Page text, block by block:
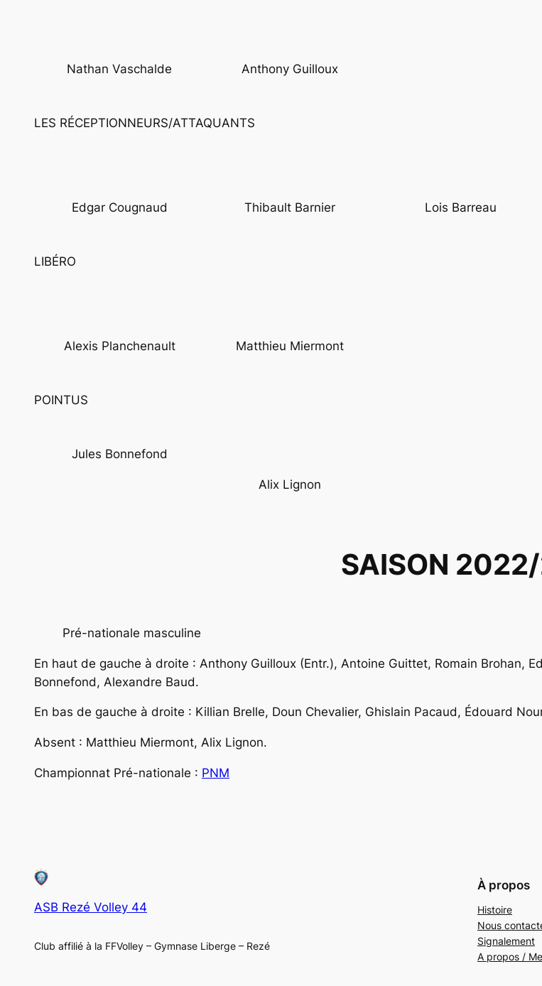
Nathan Vaschalde Anthony Guilloux
LES RÉCEPTIONNEURS/ATTAQUANTS
Edgar Cougnaud Thibault Barnier Lois Barreau
LIBÉRO
Alexis Planchenault Matthieu Miermont
POINTUS
Jules Bonnefond
Alix Lignon
SAISON
Pré-nationale masculine
En haut de gauche à droite : Anthony Guilloux (Entr.), Antoine Guittet, Romain Brohan,
Bonnefond, Alexandre Baud.
En bas de gauche à droite : Killian Brelle, Doun Chevalier, Ghislain Pacaud, Édouard
Absent : Matthieu Miermont, Alix Lignon.
Championnat Pré-nationale : PNM
ASB Rezé Volley 44
Club affilié à la FFVolley – Gymnase Liberge – Rezé
À propos
Histoire
Nous
Signalement
A propos /